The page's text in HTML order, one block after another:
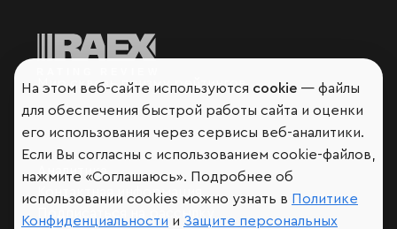
Мир сквозь призму рейтингов
Аналитика
Контактная информация
Подписаться на рассылку
На этом веб-сайте используются cookie — файлы
для обеспечения быстрой работы сайта и оценки
его использования через сервисы веб-аналитики.
Если Вы согласны с использованием cookie-файлов,
нажмите «Соглашаюсь». Подробнее об
использовании cookies можно узнать в Политике
Конфиденциальности и Защите персональных